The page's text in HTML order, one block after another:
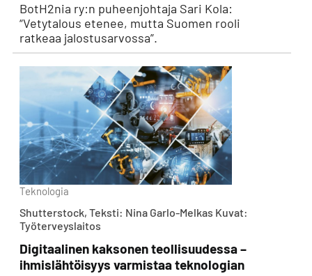
BotH2nia ry:n puheenjohtaja Sari Kola:
“Vetytalous etenee, mutta Suomen rooli
ratkeaa jalostusarvossa”.
Teknologia
Shutterstock, Teksti: Nina Garlo-Melkas Kuvat:
Työterveyslaitos
Digitaalinen kaksonen teollisuudessa –
ihmislähtöisyys varmistaa teknologian